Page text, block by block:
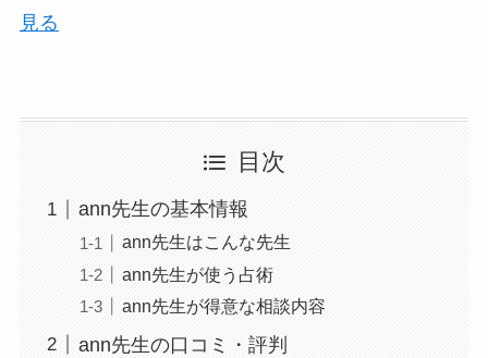
見る
目次
ann先生の基本情報
ann先生はこんな先生
ann先生が使う占術
ann先生が得意な相談内容
ann先生の口コミ・評判